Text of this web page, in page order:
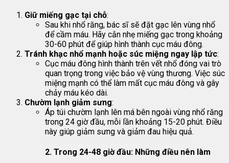
Giữ miếng gạc tại chỗ:
Sau khi nhổ răng, bác sĩ sẽ đặt gạc lên vùng nhổ
để cầm máu. Hãy cắn nhẹ miếng gạc trong khoảng
30-60 phút để giúp hình thành cục máu đông.
Tránh khạc nhổ mạnh hoặc súc miệng ngay lập tức:
Cục máu đông hình thành trên vết nhổ đóng vai trò
quan trọng trong việc bảo vệ vùng thương. Việc súc
miệng mạnh có thể làm mất cục máu đông và gây
chảy máu kéo dài.
Chườm lạnh giảm sưng:
Áp túi chườm lạnh lên má bên ngoài vùng nhổ răng
trong 24 giờ đầu, mỗi lần khoảng 15-20 phút. Điều
này giúp giảm sưng và giảm đau hiệu quả.
2. Trong 24-48 giờ đầu: Những điều nên làm